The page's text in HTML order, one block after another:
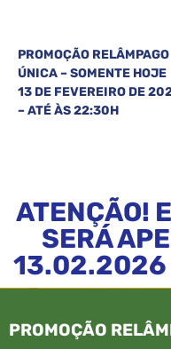
PROMOÇÃO RELÂMPAGO
ÚNICA – SOMENTE HOJE
13 DE FEVEREIRO DE
– ATÉ ÀS 22:30H
ATENÇÃO!
SERÁ
13.02.2026
PROMOÇÃO